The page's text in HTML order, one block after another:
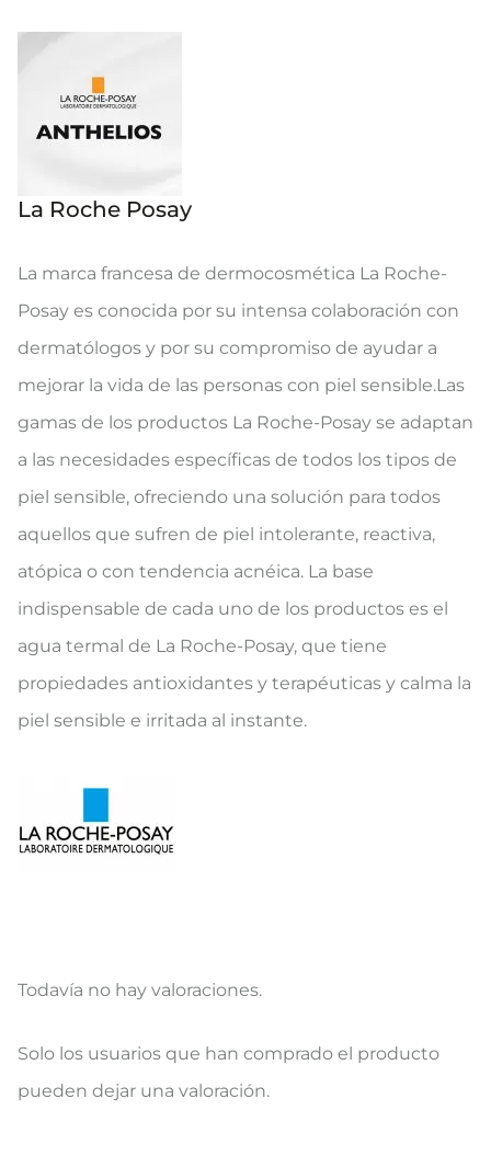
La Roche Posay
La marca francesa de dermocosmética La Roche-
Posay es conocida por su intensa colaboración con
dermatólogos y por su compromiso de ayudar a
mejorar la vida de las personas con piel sensible.Las
gamas de los productos La Roche-Posay se adaptan
a las necesidades específicas de todos los tipos de
piel sensible, ofreciendo una solución para todos
aquellos que sufren de piel intolerante, reactiva,
atópica o con tendencia acnéica. La base
indispensable de cada uno de los productos es el
agua termal de La Roche-Posay, que tiene
propiedades antioxidantes y terapéuticas y calma la
piel sensible e irritada al instante.
V
a
Todavía no hay valoraciones.
Solo los usuarios que han comprado el producto
pueden dejar una valoración.